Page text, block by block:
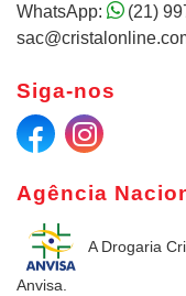
Agência
A Drogaria
Anvisa.
WhatsApp:
(21)
Siga-nos